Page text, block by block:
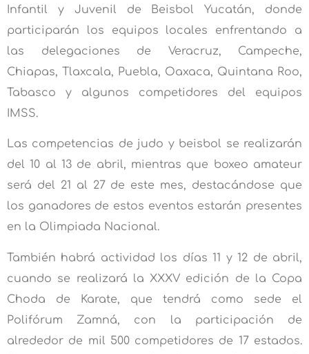
Infantil y Juvenil de Beisbol Yucatán, donde
participarán los equipos locales enfrentando a
las delegaciones de Veracruz, Campeche,
Chiapas, Tlaxcala, Puebla, Oaxaca, Quintana Roo,
Tabasco y algunos competidores del equipos
IMSS.
Las competencias de judo y beisbol se realizarán
del 10 al 13 de abril, mientras que boxeo amateur
será del 21 al 27 de este mes, destacándose que
los ganadores de estos eventos estarán presentes
en la Olimpiada Nacional.
También habrá actividad los días 11 y 12 de abril,
cuando se realizará la XXXV edición de la Copa
Choda de Karate, que tendrá como sede el
Polifórum Zamná, con la participación de
alrededor de mil 500 competidores de 17 estados.